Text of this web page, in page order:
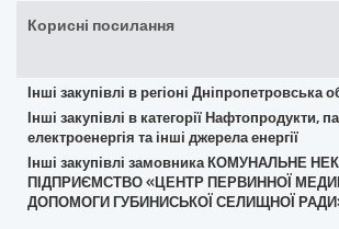
Корисні посилання
Інші закупівлі в регіоні Дніпропетровська
Інші закупівлі в категорії Нафтопродукти,
електроенергія та інші джерела енергії
Інші закупівлі замовника КОМУНАЛЬНЕ
ПІДПРИЄМСТВО «ЦЕНТР ПЕРВИННОЇ
ДОПОМОГИ ГУБИНИСЬКОЇ СЕЛИЩНОЇ